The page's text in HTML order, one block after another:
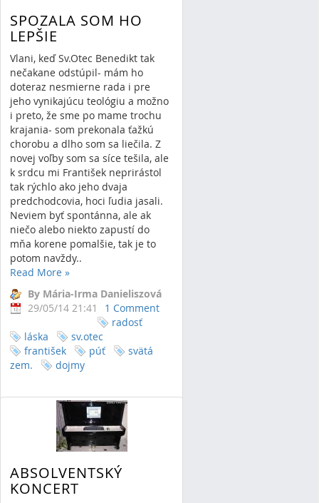
SPOZALA SOM HO
LEPŠIE
Vlani, keď Sv.Otec Benedikt tak
nečakane odstúpil- mám ho
doteraz nesmierne rada i pre
jeho vynikajúcu teológiu a možno
i preto, že sme po mame trochu
krajania- som prekonala ťažkú
chorobu a dlho som sa liečila. Z
novej voľby som sa síce tešila, ale
k srdcu mi František neprirástol
tak rýchlo ako jeho dvaja
predchodcovia, hoci ľudia jasali.
Neviem byť spontánna, ale ak
niečo alebo niekto zapustí do
mňa korene pomalšie, tak je to
potom navždy..
Read More »
By Mária-Irma Danieliszová
29/05/14 21:41
1 Comment
radosť
láska
sv.otec
františek
púť
svätá
zem.
dojmy
ABSOLVENTSKÝ
KONCERT